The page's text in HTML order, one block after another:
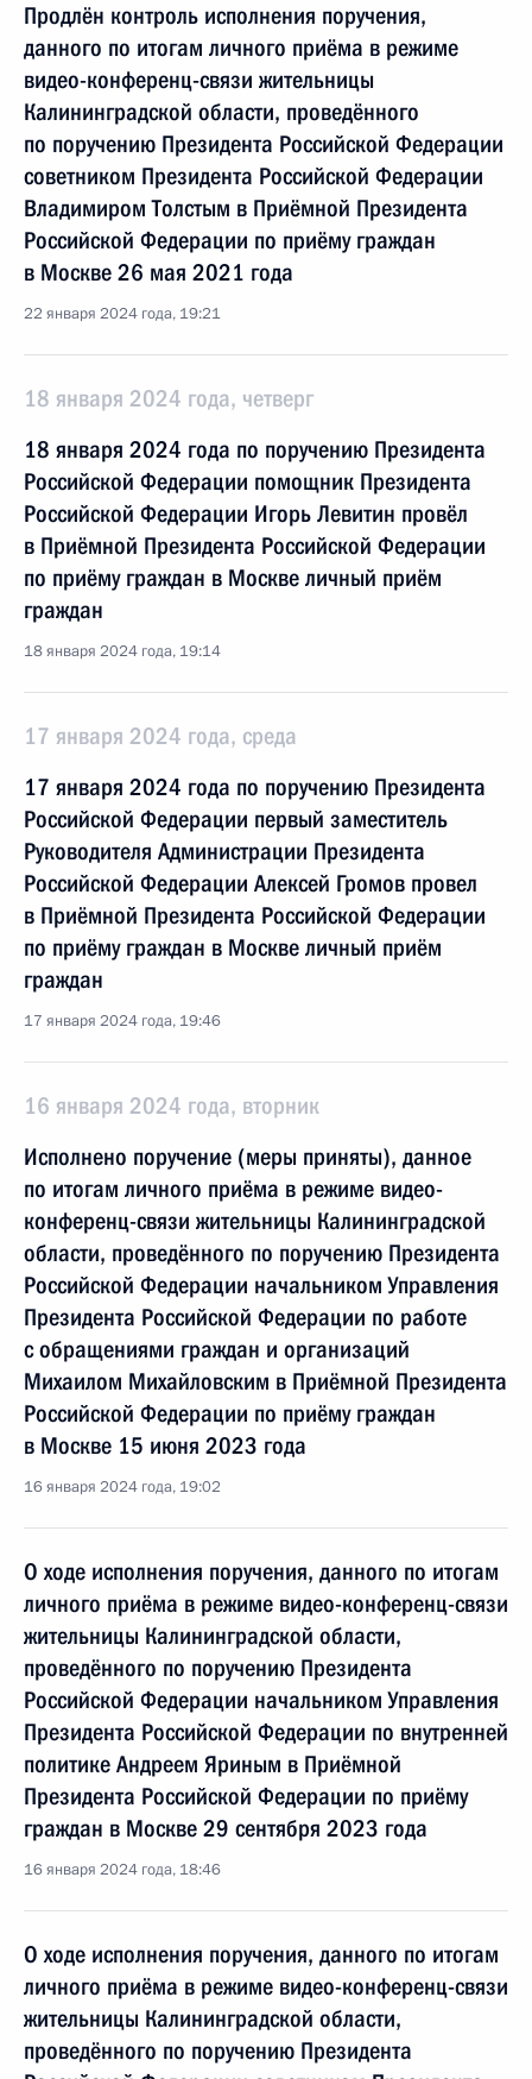
Продлён контроль исполнения поручения,
данного по итогам личного приёма в режиме
видео-конференц-связи жительницы
Калининградской области, проведённого
по поручению Президента Российской Федерации
советником Президента Российской Федерации
Владимиром Толстым в Приёмной Президента
Российской Федерации по приёму граждан
в Москве 26 мая 2021 года
22 января 2024 года, 19:21
18 января 2024 года, четверг
18 января 2024 года по поручению Президента
Российской Федерации помощник Президента
Российской Федерации Игорь Левитин провёл
в Приёмной Президента Российской Федерации
по приёму граждан в Москве личный приём
граждан
18 января 2024 года, 19:14
17 января 2024 года, среда
17 января 2024 года по поручению Президента
Российской Федерации первый заместитель
Руководителя Администрации Президента
Российской Федерации Алексей Громов провел
в Приёмной Президента Российской Федерации
по приёму граждан в Москве личный приём
граждан
17 января 2024 года, 19:46
16 января 2024 года, вторник
Исполнено поручение (меры приняты), данное
по итогам личного приёма в режиме видео-
конференц-связи жительницы Калининградской
области, проведённого по поручению Президента
Российской Федерации начальником Управления
Президента Российской Федерации по работе
с обращениями граждан и организаций
Михаилом Михайловским в Приёмной Президента
Российской Федерации по приёму граждан
в Москве 15 июня 2023 года
16 января 2024 года, 19:02
О ходе исполнения поручения, данного по итогам
личного приёма в режиме видео-конференц-связи
жительницы Калининградской области,
проведённого по поручению Президента
Российской Федерации начальником Управления
Президента Российской Федерации по внутренней
политике Андреем Яриным в Приёмной
Президента Российской Федерации по приёму
граждан в Москве 29 сентября 2023 года
16 января 2024 года, 18:46
О ходе исполнения поручения, данного по итогам
личного приёма в режиме видео-конференц-связи
жительницы Калининградской области,
проведённого по поручению Президента